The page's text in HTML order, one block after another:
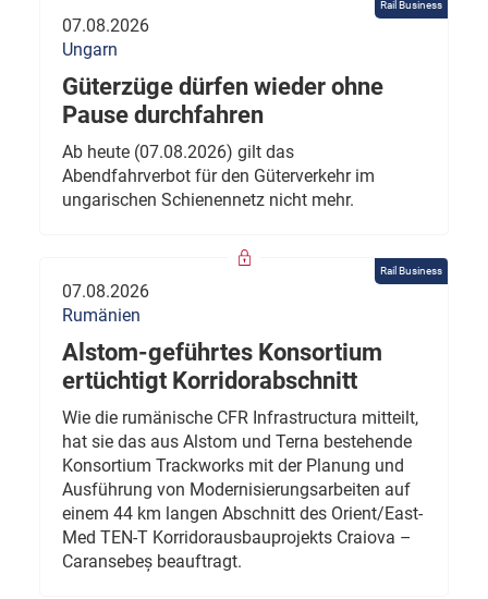
Rail Business
07.08.2026
Ungarn
Güterzüge dürfen wieder ohne
Pause durchfahren
Ab heute (07.08.2026) gilt das
Abendfahrverbot für den Güterverkehr im
ungarischen Schienennetz nicht mehr.
Rail Business
07.08.2026
Rumänien
Alstom-geführtes Konsortium
ertüchtigt Korridorabschnitt
Wie die rumänische CFR Infrastructura mitteilt,
hat sie das aus Alstom und Terna bestehende
Konsortium Trackworks mit der Planung und
Ausführung von Modernisierungsarbeiten auf
einem 44 km langen Abschnitt des Orient/East-
Med TEN-T Korridorausbauprojekts Craiova –
Caransebeș beauftragt.